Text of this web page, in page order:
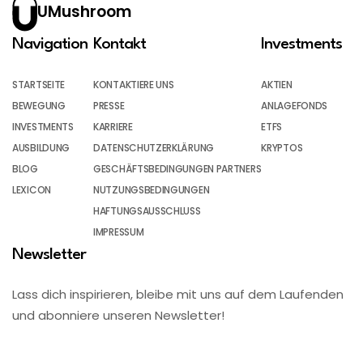
UMushroom
Navigation
STARTSEITE
BEWEGUNG
INVESTMENTS
AUSBILDUNG
BLOG
LEXICON
Kontakt
KONTAKTIERE UNS
PRESSE
KARRIERE
DATENSCHUTZERKLÄRUNG
GESCHÄFTSBEDINGUNGEN PARTNERS
NUTZUNGSBEDINGUNGEN
HAFTUNGSAUSSCHLUSS
IMPRESSUM
Investments
AKTIEN
ANLAGEFONDS
ETFS
KRYPTOS
Newsletter
Lass dich inspirieren, bleibe mit uns auf dem Laufenden
und abonniere unseren Newsletter!